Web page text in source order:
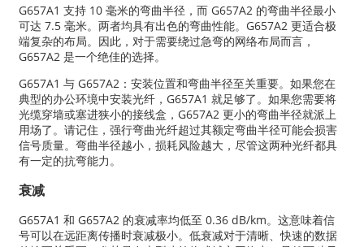
G657A1 支持 10 毫米的弯曲半径，而 G657A2 的弯曲半径最小
可达 7.5 毫米。两者均具有出色的弯曲性能。G657A2 更适合极
端复杂的布局。因此，对于需要绕过急弯的网络布局而言，
G657A2 是一个绝佳的选择。
G657A1 与 G657A2：安装位置和弯曲半径至关重要。如果您在
典型的办公环境中安装光纤，G657A1 就足够了。如果您需要将
光缆穿墙或塞进狭小的接线盒，G657A2 更小的弯曲半径就派上
用场了。请记住，强行弯曲光纤超过其额定弯曲半径可能会损害
信号质量。弯曲半径越小，损耗风险越大，尽管这两种光纤都具
有一定的抗弯能力。
衰减
G657A1 和 G657A2 的衰减率均低至 0.36 dB/km。这意味着信
号可以在远距离传播时衰减极小。低衰减对于清晰、快速的数据